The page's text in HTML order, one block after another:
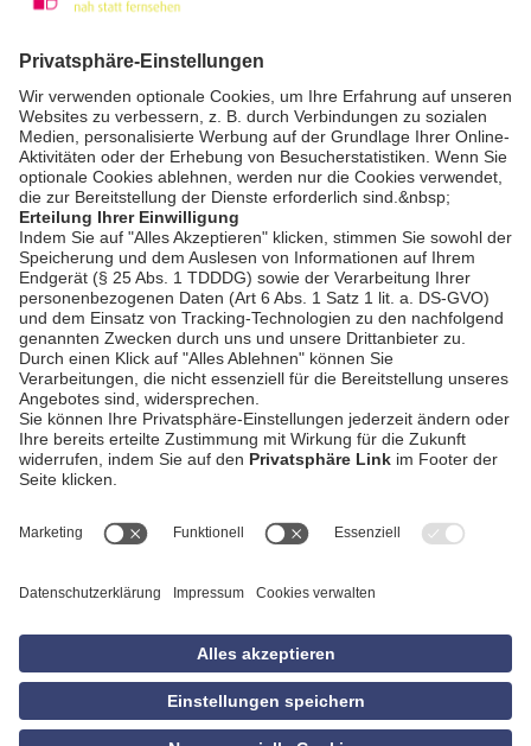
bookmark_border
6. Aug. 2026 25:45 Min.
Almwirtschaft - Tourismus -
Klimawandel – Michaela
Kaniber im Sommerinterview
AGB
Datenschutzerklärung
Empfang
Privatsphäre